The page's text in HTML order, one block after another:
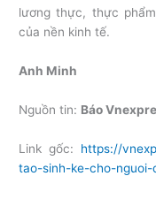
lương thực, thực
của nền kinh tế.
Anh Minh
Nguồn tin: Báo
Link gốc: https://
tao-sinh-ke-cho-